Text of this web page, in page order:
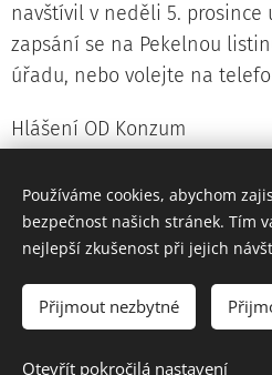
navštívil v neděli 5. prosince
zapsání se na Pekelnou
úřadu, nebo volejte na
Hlášení OD Konzum
bude prodejna ve Džbánově
uzavřena.
Používáme cookies, abychom
bezpečnost našich stránek. Tím
nejlepší zkušenost při jejich
Přijmout nezbytné
Otevřít pokročilá nastavení